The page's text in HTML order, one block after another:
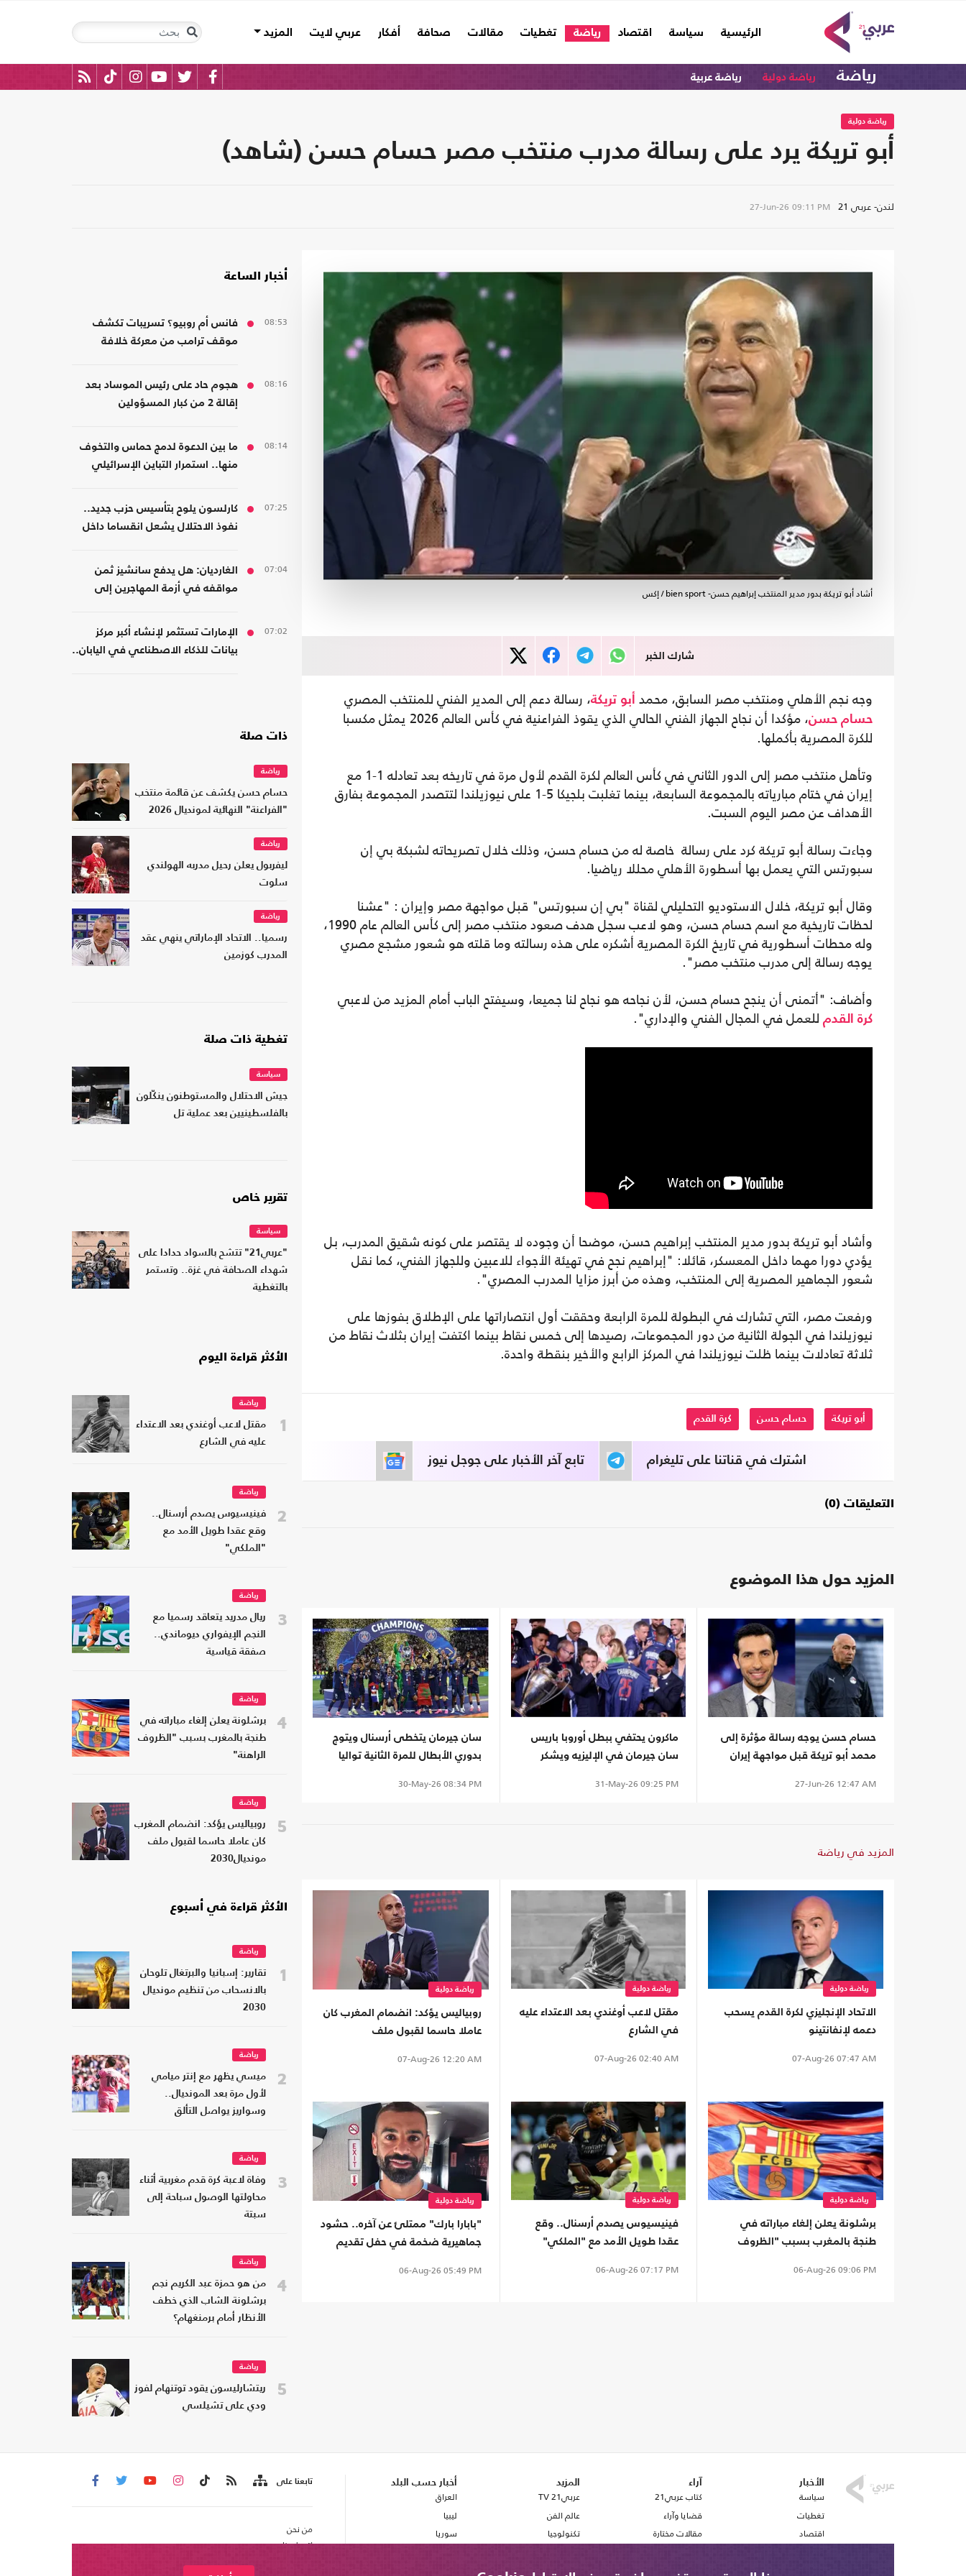
الرئيسية
(current) سياسة اقتصاد رياضة تغطيات مقالات صحافة أفكار عربي لايت المزيد
رياضة رياضة دولية رياضة عربية
رياضة دولية
أبو تريكة يرد على رسالة مدرب منتخب مصر حسام حسن (شاهد)
لندن- عربي 21 27-Jun-26 09:11 PM
أشاد أبو تريكة بدور مدير المنتخب إبراهيم حسن- bien sport / إكس
شارك الخبر
وجه نجم الأهلي ومنتخب مصر السابق، محمد أبو تريكة، رسالة دعم إلى المدير الفني للمنتخب المصري
حسام حسن
، مؤكدا أن نجاح الجهاز الفني الحالي الذي يقوذ الفراعنية في كأس العالم 2026 يمثل مكسبا
للكرة المصرية بأكملها.
وتأهل منتخب مصر إلى الدور الثاني في كأس العالم لكرة القدم لأول مرة في تاريخه بعد تعادله 1-1 مع
إيران في ختام مبارياته بالمجموعة السابعة، بينما تغلبت بلجيكا 5-1 على نيوزيلندا لتتصدر المجموعة بفارق
الأهداف عن مصر اليوم السبت.
وجاءت رسالة أبو تريكة كرد على رسالة خاصة له من حسام حسن، وذلك خلال تصريحاته لشبكة بي إن
سبورتس التي يعمل بها أسطورة الأهلي محللا رياضيا.
وقال أبو تريكة، خلال الاستوديو التحليلي لقناة "بي إن سبورتس" قبل مواجهة مصر وإيران : "عشنا
لحظات تاريخية مع اسم حسام حسن، وهو لاعب سجل هدف صعود منتخب مصر إلى كأس العالم عام 1990،
وله محطات أسطورية في تاريخ الكرة المصرية أشكره على هذه رسالته وما قلته هو شعور مشجع مصري
يوجه رسالة إلى مدرب منتخب مصر".
وأضاف: "أتمنى أن ينجح حسام حسن، لأن نجاحه هو نجاح لنا جميعا، وسيفتح الباب أمام المزيد من لاعبي
كرة القدم للعمل في المجال الفني والإداري".
وأشاد أبو تريكة بدور مدير المنتخب إبراهيم حسن، موضحا أن وجوده لا يقتصر على كونه شقيق المدرب، بل
يؤدي دورا مهما داخل المعسكر، قائلا: "إبراهيم نجح في تهيئة الأجواء للاعبين وللجهاز الفني، كما نقل
شعور الجماهير المصرية إلى المنتخب، وهذه من أبرز مزايا المدرب المصري".
ورفعت مصر، التي تشارك في البطولة للمرة الرابعة وحققت أول انتصاراتها على الإطلاق بفوزها على
نيوزيلندا في الجولة الثانية من دور المجموعات، رصيدها إلى خمس نقاط بينما اكتفت إيران بثلاث نقاط من
ثلاثة تعادلات بينما ظلت نيوزيلندا في المركز الرابع والأخير بنقطة واحدة.
أبو تريكة حسام حسن كرة القدم
تابع آخر الأخبار على جوجل نيوز اشترك في قناتنا على تليغرام
التعليقات (0)
المزيد حول هذا الموضوع
حسام حسن يوجه رسالة مؤثرة إلى
محمد أبو تريكة قبل مواجهة إيران
27-Jun-26 12:47 AM
ماكرون يحتفي ببطل أوروبا باريس
سان جيرمان في الإليزيه ويشكر
31-May-26 09:25 PM
سان جيرمان يتخطى أرسنال ويتوج
بدوري الأبطال للمرة الثانية تواليا
30-May-26 08:34 PM
المزيد في رياضة
رياضة دولية
الاتحاد الإنجليزي لكرة القدم يسحب
دعمه لإنفانتينو
07-Aug-26 07:47 AM
رياضة دولية
مقتل لاعب أوغندي بعد الاعتداء عليه
في الشارع
07-Aug-26 02:40 AM
رياضة دولية
روبياليس يؤكد: انضمام المغرب كان
عاملا حاسما لقبول ملف
07-Aug-26 12:20 AM
رياضة دولية
برشلونة يعلن إلغاء مباراته في
طنجة بالمغرب بسبب "الظروف
06-Aug-26 09:06 PM
رياضة دولية
فينيسيوس يصدم أرسنال.. وقع
عقدا طويل الأمد مع "الملكي"
06-Aug-26 07:17 PM
رياضة دولية
"بابارا بارك" ممتلئ عن آخره.. حشود
جماهيرية ضخمة في حفل تقديم
06-Aug-26 05:49 PM
أخبار الساعة
08:53
فانس أم روبيو؟ تسريبات تكشف
موقف ترامب من معركة خلافة
08:16
هجوم حاد على رئيس الموساد بعد
إقالة 2 من كبار المسؤولين
08:14
ما بين الدعوة لدمج حماس والتخوف
منها.. استمرار التباين الإسرائيلي
07:25
كارلسون يلوح بتأسيس حزب جديد..
نفوذ الاحتلال يشعل انقساما داخل
07:04
الغارديان: هل يدفع سانشيز ثمن
مواقفه في أزمة المهاجرين إلى
07:02
الإمارات تستثمر لإنشاء أكبر مركز
بيانات للذكاء الاصطناعي في اليابان..
ذات صلة
رياضة
حسام حسن يكشف عن قائمة منتخب
"الفراعنة" النهائية لمونديال 2026
رياضة
ليفربول يعلن رحيل مدربه الهولندي
سلوت
رياضة
رسميا.. الاتحاد الإماراتي ينهي عقد
المدرب كوزمين
تغطية ذات صلة
سياسة
جيش الاحتلال والمستوطنون ينكّلون
بالفلسطينيين بعد عملية تل
تقرير خاص
سياسة
"عربي21" تتشح بالسواد حدادا على
شهداء الصحافة في غزة.. وتستمر
بالتغطية
الأكثر قراءة اليوم
1
رياضة
مقتل لاعب أوغندي بعد الاعتداء
عليه في الشارع
2
رياضة
فينيسيوس يصدم أرسنال..
وقع عقدا طويل الأمد مع
"الملكي"
3
رياضة
ريال مدريد يتعاقد رسميا مع
النجم الإيفواري ديوماندي..
صفقة قياسية
4
رياضة
برشلونة يعلن إلغاء مباراته في
طنجة بالمغرب بسبب "الظروف
الراهنة"
5
رياضة
روبياليس يؤكد: انضمام المغرب
كان عاملا حاسما لقبول ملف
مونديال2030
الأكثر قراءة في أسبوع
1
رياضة
تقارير: إسبانيا والبرتغال تلوحان
بالانسحاب من تنظيم مونديال
2030
2
رياضة
ميسي يظهر مع إنتر ميامي
لأول مرة بعد المونديال..
وسواريز يواصل التألق
3
رياضة
وفاة لاعبة كرة قدم مغربية أثناء
محاولتها الوصول سباحة إلى
سبتة
4
رياضة
من هو حمزة عبد الكريم نجم
برشلونة الشاب الذي خطف
الأنظار أمام برمنغهام؟
5
رياضة
ريتشارليسون يقود توتنهام لفوز
ودي على تشيلسي
الأخبار
سياسة
تغطيات
اقتصاد
آراء
كتاب عربي21
قضايا وآراء
مقالات مختارة
استطلاع رأي
المزيد
عربي21 TV
عالم الفن
تكنولوجيا
أخبار حسب البلد
العراق
ليبيا
سوريا
تابعنا على
من نحن
اتصل بنا